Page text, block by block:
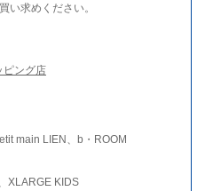
い求めください。
ピング店
main LIEN、b・ROOM
XLARGE KIDS